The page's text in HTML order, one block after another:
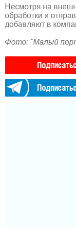
Несмотря на
обработки и
добавляют в
Фото: "Малый